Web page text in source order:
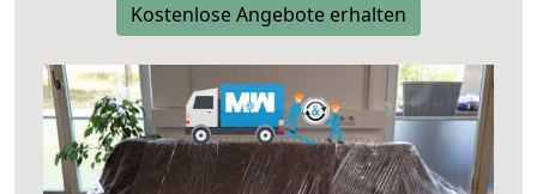
Kostenlose Angebote erhalten